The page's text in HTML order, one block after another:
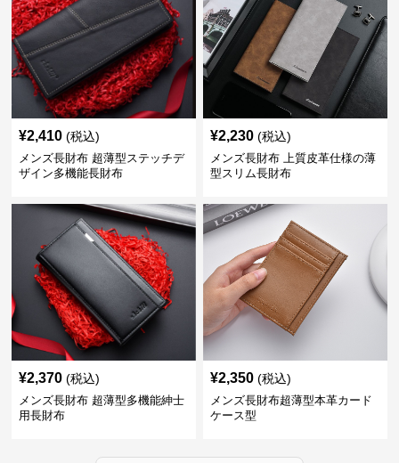
¥2,410 (税込)
メンズ長財布 超薄型ステッチデ
ザイン多機能長財布
¥2,230 (税込)
メンズ長財布 上質皮革仕様の薄
型スリム長財布
¥2,370 (税込)
メンズ長財布 超薄型多機能紳士
用長財布
¥2,350 (税込)
メンズ長財布超薄型本革カード
ケース型